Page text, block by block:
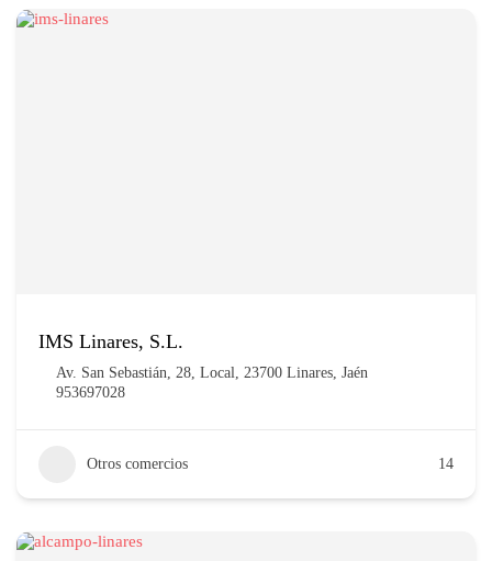
IMS Linares, S.L.
Av. San Sebastián, 28, Local, 23700 Linares, Jaén
953697028
Otros comercios 14